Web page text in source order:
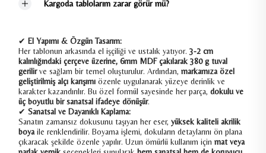
Kargoda tablolarım zarar görür mü?
✔ El Yapımı & Özgün Tasarım:
Her tablonun arkasında el işçiliği ve ustalık yatıyor. 3-2 cm
kalınlığındaki çerçeve üzerine, 6mm MDF çakılarak 380 g tuval
gerilirve sağlam bir temel oluşturulur. Ardından, markamıza özel
geliştirilmiş alçı karışımı özenle uygulanarak yüzeye derinlik ve
karakter kazandırılır. Bu özel formül sayesinde her parça, dokulu ve
üç boyutlu bir sanatsal ifadeye dönüşür.
✔ Sanatsal ve Dayanıklı Kaplama:
Sanatın zamansız dokusunu taşıyan her eser, yüksek kaliteli akrilik
boya ile renklendirilir. Boyama işlemi, dokuların detaylarını ön plana
çıkaracak şekilde özenle yapılır. Uzun ömürlü kullanım için mat veya